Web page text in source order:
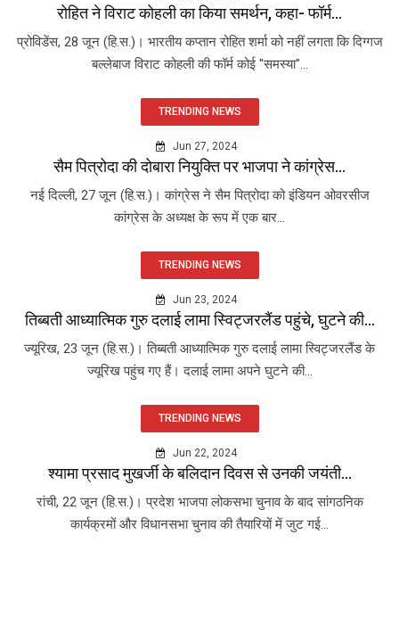
रोहित ने विराट कोहली का किया समर्थन, कहा- फॉर्म...
प्रोविडेंस, 28 जून (हि.स.)। भारतीय कप्तान रोहित शर्मा को नहीं लगता कि दिग्गज
बल्लेबाज विराट कोहली की फॉर्म कोई "समस्या"...
TRENDING NEWS
Jun 27, 2024
सैम पित्रोदा की दोबारा नियुक्ति पर भाजपा ने कांग्रेस...
नई दिल्ली, 27 जून (हि.स.)। कांग्रेस ने सैम पित्रोदा को इंडियन ओवरसीज
कांग्रेस के अध्यक्ष के रूप में एक बार...
TRENDING NEWS
Jun 23, 2024
तिब्बती आध्यात्मिक गुरु दलाई लामा स्विट्जरलैंड पहुंचे, घुटने की...
ज्यूरिख, 23 जून (हि.स.)। तिब्बती आध्यात्मिक गुरु दलाई लामा स्विट्जरलैंड के
ज्यूरिख पहुंच गए हैं। दलाई लामा अपने घुटने की...
TRENDING NEWS
Jun 22, 2024
श्यामा प्रसाद मुखर्जी के बलिदान दिवस से उनकी जयंती...
रांची, 22 जून (हि.स.)। प्रदेश भाजपा लोकसभा चुनाव के बाद सांगठनिक
कार्यक्रमों और विधानसभा चुनाव की तैयारियों में जुट गई...